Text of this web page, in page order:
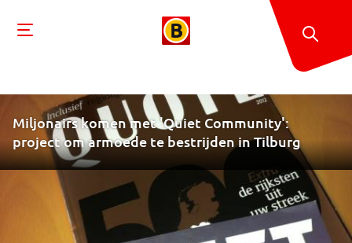
Miljonairs komen met 'Quiet Community':
project om armoede te bestrijden in Tilburg